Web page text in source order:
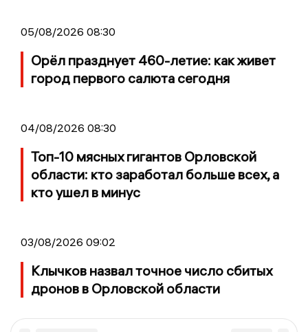
05/08/2026 08:30
Орёл празднует 460-летие: как живет
город первого салюта сегодня
04/08/2026 08:30
Топ-10 мясных гигантов Орловской
области: кто заработал больше всех, а
кто ушел в минус
03/08/2026 09:02
Клычков назвал точное число сбитых
дронов в Орловской области